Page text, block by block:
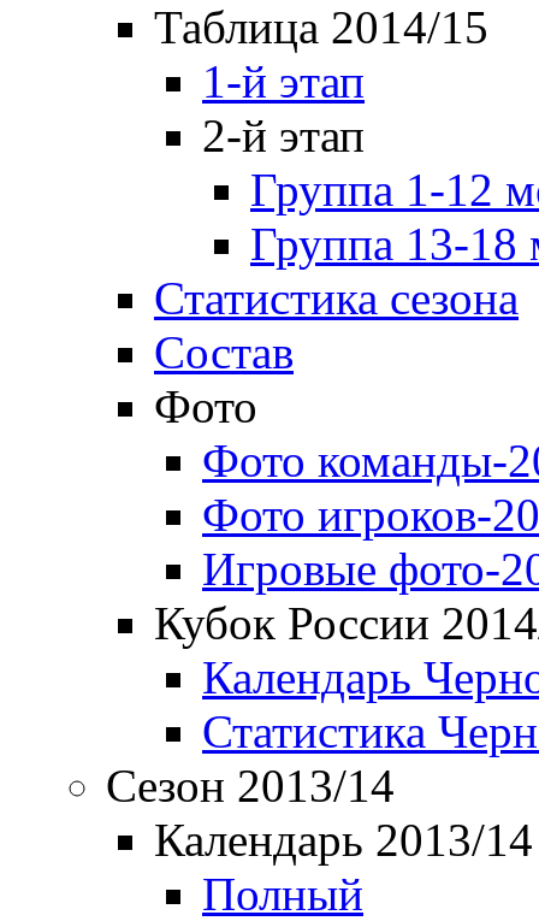
Таблица 2014/15
1-й этап
2-й этап
Группа 1-12
Группа 13-18
Статистика сезона
Состав
Фото
Фото команды-
Фото игроков-
Игровые фото-
Кубок России
Календарь
Статистика
Сезон 2013/14
Календарь 2013/14
Полный